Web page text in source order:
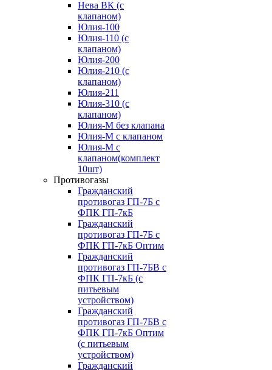
Нева ВК (с
клапаном)
Юлия-100
Юлия-110 (с
клапаном)
Юлия-200
Юлия-210 (c
клапаном)
Юлия-211
Юлия-310 (c
клапаном)
Юлия-М без клапана
Юлия-М с клапаном
Юлия-М с
клапаном(комплект
10шт)
Противогазы
Гражданский
противогаз ГП-7Б с
ФПК ГП-7кБ
Гражданский
противогаз ГП-7Б с
ФПК ГП-7кБ Оптим
Гражданский
противогаз ГП-7БВ с
ФПК ГП-7кБ (с
питьевым
устройством)
Гражданский
противогаз ГП-7БВ с
ФПК ГП-7кБ Оптим
(с питьевым
устройством)
Гражданский